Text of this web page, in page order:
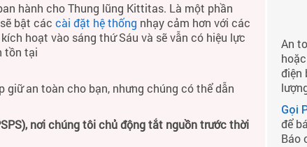
hành cho Thung lũng Kittitas. Là một phần
bật các cài đặt hệ thống nhạy cảm hơn với các
hoạt vào sáng thứ Sáu và sẽ vẫn có hiệu lực
tồn tại
giữ an toàn cho bạn, nhưng chúng có thể dẫn
nơi chúng tôi chủ động tắt nguồn trước thời
An
điện
Gọi
để
Báo